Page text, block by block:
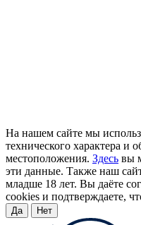
На нашем сайте мы
технического характера и
местоположения. Здесь вы
эти данные. Также наш
младше 18 лет. Вы даёте
cookies и подтверждаете,
Да Нет